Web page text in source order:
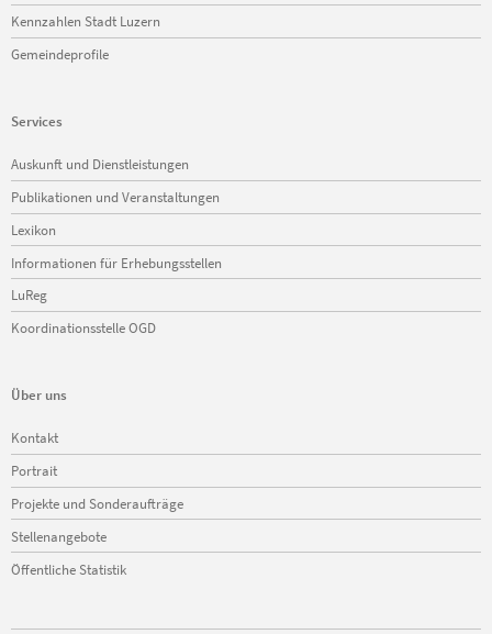
Kennzahlen Stadt Luzern
Gemeindeprofile
Services
Navigation
überspringen
Auskunft und Dienstleistungen
Publikationen und Veranstaltungen
Lexikon
Informationen für Erhebungsstellen
LuReg
Koordinationsstelle OGD
Über uns
Navigation
überspringen
Kontakt
Portrait
Projekte und Sonderaufträge
Stellenangebote
Öffentliche Statistik